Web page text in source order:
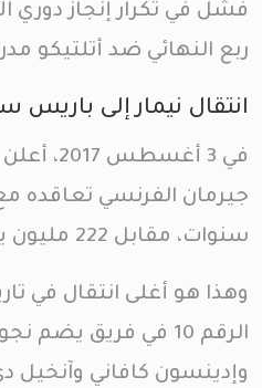
فشل في تكرار إنجاز دوري
ربع النهائي ضد أتلتيكو
انتقال نيمار إلى باريس
في 3
جيرمان الفرنسي تعاقده
سنوات، مقابل 222 مليون يورو.
وهذا هو أغلى انتقال في
الرقم 10 في فريق
وإدينسون كافاني وآنخيل